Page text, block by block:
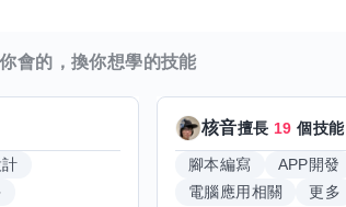
會的，換你想學的技能
核音擅長 19 個技能
腳本編寫 APP開發
電腦應用相關
更多